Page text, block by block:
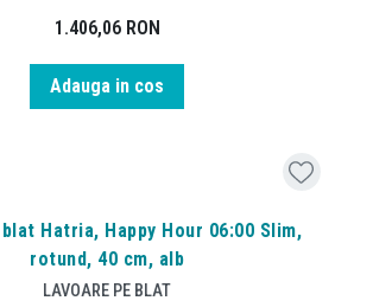
1.406,06 RON
Adauga in cos
Hatria, Happy Hour 06:00 Slim,
rotund, 40 cm, alb
LAVOARE PE BLAT